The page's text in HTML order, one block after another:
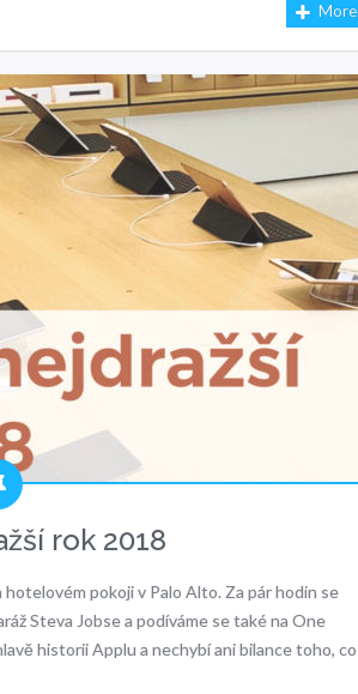
More
rok 2018
hotelovém pokoji v Palo Alto. Za pár hodin se
Steva Jobse a podíváme se také na One
historii Applu a nechybí ani bilance toho, co